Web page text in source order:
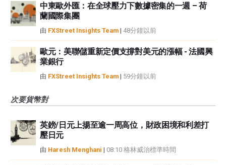
中東歐外匯：在全球壓力下數據密集的一週 – 荷
蘭國際集團
由 FXStreet Insights Team | 48分鐘以前
歐元：美聯儲重新定價支撐對美元的漲幅 - 法國興
業銀行
由 FXStreet Insights Team | 59分鐘以前
次要貨幣對
英鎊/日元上揚至逾一周高位，財政困境和利差打
壓日元
由 Haresh Menghani | 08:10 格林威治標準時間